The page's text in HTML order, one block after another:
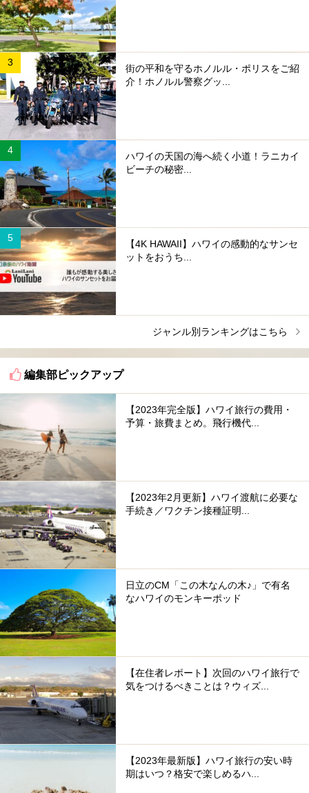
街の平和を守るホノルル・ポリスをご紹
介！ホノルル警察グッ...
ハワイの天国の海へ続く小道！ラニカイ
ビーチの秘密...
【4K HAWAII】ハワイの感動的なサンセ
ットをおうち...
ジャンル別ランキングはこちら
編集部ピックアップ
【2023年完全版】ハワイ旅行の費用・
予算・旅費まとめ。飛行機代...
【2023年2月更新】ハワイ渡航に必要な
手続き／ワクチン接種証明...
日立のCM「この木なんの木♪」で有名
なハワイのモンキーポッド
【在住者レポート】次回のハワイ旅行で
気をつけるべきことは？ウィズ...
【2023年最新版】ハワイ旅行の安い時
期はいつ？格安で楽しめるハ...